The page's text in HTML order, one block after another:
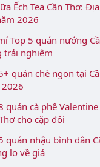
Ếch Tea Cần Thơ:
2026
Top 5 quán nướng
trải nghiệm
quán chè ngon tại
quán cà phê
cho cặp đôi
quán nhậu bình dân
lo về giá